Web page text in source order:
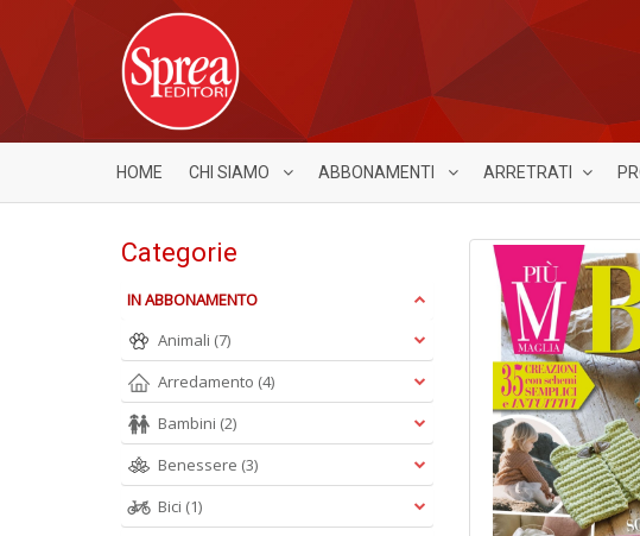
HOME CHI SIAMO ABBONAMENTI ARRETRATI
Categorie
IN ABBONAMENTO
Animali (7)
Arredamento (4)
Bambini (2)
Benessere (3)
Bici (1)